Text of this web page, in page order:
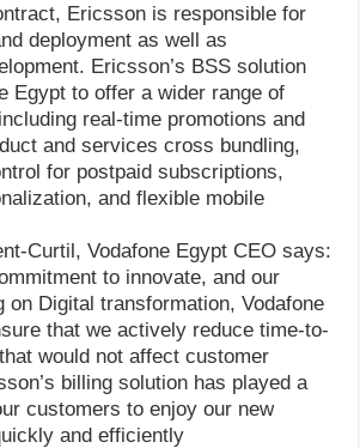
Ericsson is responsible for
deployment as well as
Ericsson’s BSS solution
Egypt to offer a wider range of
real-time promotions and
and services cross bundling,
for postpaid subscriptions,
and flexible mobile
Curtil, Vodafone Egypt CEO says:
to innovate, and our
on Digital transformation, Vodafone
that we actively reduce time-to-
would not affect customer
billing solution has played a
customers to enjoy our new
and efficiently.